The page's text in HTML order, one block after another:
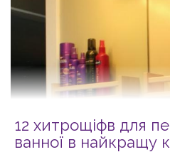
12 хитрощіфв для
ванної в найкращу